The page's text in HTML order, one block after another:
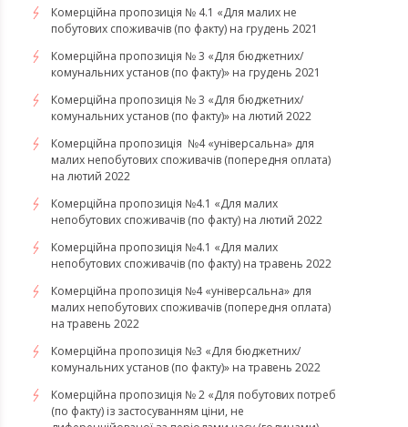
Комерційна пропозиція № 4.1 «Для малих не
побутових споживачів (по факту) на грудень 2021
Комерційна пропозиція № 3 «Для бюджетних/
комунальних установ (по факту)» на грудень 2021
​​​​​​Комерційна пропозиція № 3 «Для бюджетних/
комунальних установ (по факту)» на лютий 2022
Комерційна пропозиція №4 «універсальна» для
малих непобутових споживачів (попередня оплата)
на лютий 2022
​​​​​​​Комерційна пропозиція №4.1 «Для малих
непобутових споживачів (по факту) на лютий 2022
Комерційна пропозиція №4.1 «Для малих
непобутових споживачів (по факту) на травень 2022
Комерційна пропозиція №4 «універсальна» для
малих непобутових споживачів (попередня оплата)
на травень 2022
Комерційна пропозиція №3 «Для бюджетних/
комунальних установ (по факту)» на травень 2022
Комерційна пропозиція № 2 «Для побутових потреб
(по факту) із застосуванням ціни, не